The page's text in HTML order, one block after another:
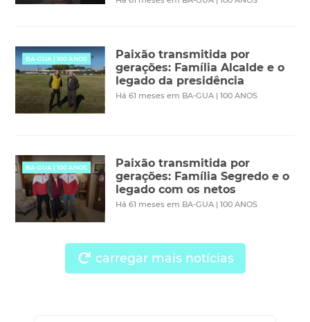
BA-GUA | 100 ANOS
Paixão transmitida por
gerações: Família Alcalde e o
legado da presidência
Há 61 meses em BA-GUA | 100 ANOS
BA-GUA | 100 ANOS
Paixão transmitida por
gerações: Família Segredo e o
legado com os netos
Há 61 meses em BA-GUA | 100 ANOS
carregar mais notícias